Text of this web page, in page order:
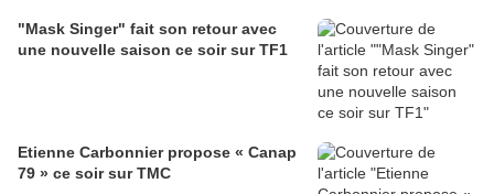
"Mask Singer" fait son retour avec
une nouvelle saison ce soir sur TF1
Etienne Carbonnier propose « Canap
79 » ce soir sur TMC